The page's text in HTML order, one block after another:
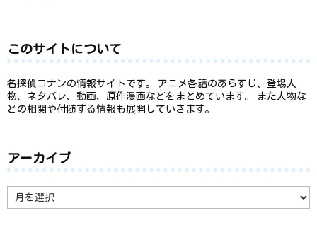
このサイトについて
名探偵コナンの情報サイトです。 アニメ各話のあらすじ、登場人
物、ネタバレ、動画、原作漫画などをまとめています。 また人物な
どの相関や付随する情報も展開していきます。
アーカイブ
ー